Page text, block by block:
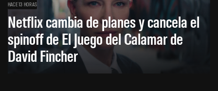
HACE 13 HORAS
Netflix cambia de planes y cancela el
spinoff de El Juego del Calamar de
David Fincher